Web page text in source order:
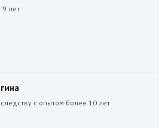
9 лет
с опытом более 10 лет